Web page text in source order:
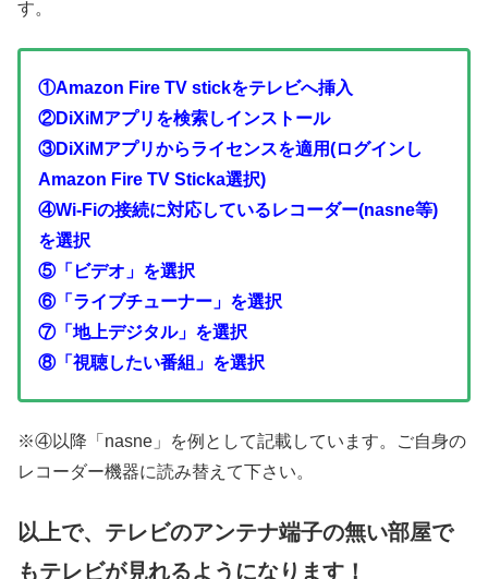
す。
①Amazon Fire TV stickをテレビへ挿入
②DiXiMアプリを検索しインストール
③DiXiMアプリからライセンスを適用(ログインし
Amazon Fire TV Sticka選択)
④Wi-Fiの接続に対応しているレコーダー(nasne等)
を選択
⑤「ビデオ」を選択
⑥「ライブチューナー」を選択
⑦「地上デジタル」を選択
⑧「視聴したい番組」を選択
※④以降「nasne」を例として記載しています。ご自身の
レコーダー機器に読み替えて下さい。
以上で、テレビのアンテナ端子の無い部屋で
もテレビが見れるようになります！